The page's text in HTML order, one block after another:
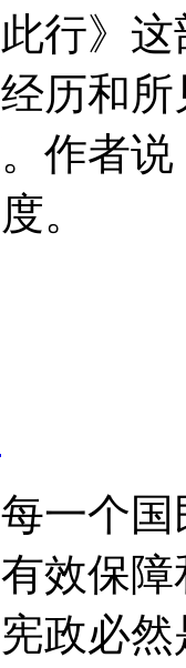
行》
历和
作者
。
一个
效保
政必